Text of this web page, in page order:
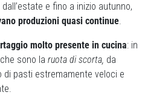
e fino a inizio autunno,
produzioni quasi continue.
molto presente in cucina: in
sono la ruota di scorta, da
di pasti estremamente veloci e